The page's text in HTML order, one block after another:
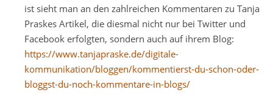
ist sieht man an den zahlreichen Kommentaren zu Tanja
Praskes Artikel, die diesmal nicht nur bei Twitter und
Facebook erfolgten, sondern auch auf ihrem Blog:
https://www.tanjapraske.de/digitale-
kommunikation/bloggen/kommentierst-du-schon-oder-
bloggst-du-noch-kommentare-in-blogs/